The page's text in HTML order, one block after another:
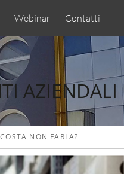
Webinar Contatti
AZIENDALI
NON FARLA?